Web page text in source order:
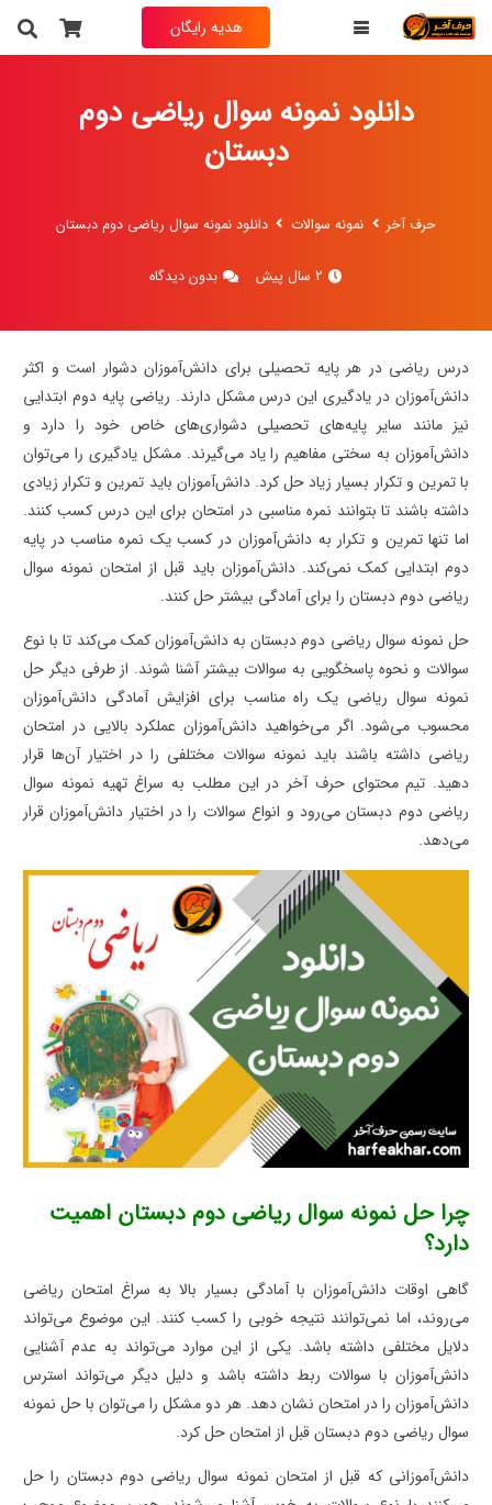
هدیه رایگان
دانلود نمونه سوال ریاضی دوم
دبستان
حرف آخر نمونه سوالات دانلود نمونه سوال ریاضی دوم دبستان
2 سال پیش بدون دیدگاه
درس ریاضی در هر پایه تحصیلی برای دانش‌آموزان دشوار است و اکثر
دانش‌آموزان در یادگیری این درس مشکل دارند. ریاضی پایه دوم ابتدایی
نیز مانند سایر پایه‌های تحصیلی دشواری‌های خاص خود را دارد و
دانش‌آموزان به سختی مفاهیم را یاد می‌گیرند. مشکل یادگیری را می‌توان
با تمرین و تکرار بسیار زیاد حل کرد. دانش‌آموزان باید تمرین و تکرار زیادی
داشته باشند تا بتوانند نمره مناسبی در امتحان برای این درس کسب کنند.
اما تنها تمرین و تکرار به دانش‌آموزان در کسب یک نمره مناسب در پایه
دوم ابتدایی کمک نمی‌کند. دانش‌آموزان باید قبل از امتحان نمونه سوال
ریاضی دوم دبستان را برای آمادگی بیشتر حل کنند.
حل نمونه سوال ریاضی دوم دبستان به دانش‌آموزان کمک می‌کند تا با نوع
سوالات و نحوه پاسخگویی به سوالات بیشتر آشنا شوند. از طرفی دیگر حل
نمونه سوال ریاضی یک راه مناسب برای افزایش آمادگی دانش‌آموزان
محسوب می‌شود. اگر می‌خواهید دانش‌آموزان عملکرد بالایی در امتحان
ریاضی داشته باشند باید نمونه سوالات مختلفی را در اختیار آن‌ها قرار
دهید. تیم محتوای حرف آخر در این مطلب به سراغ تهیه نمونه سوال
ریاضی دوم دبستان می‌رود و انواع سوالات را در اختیار دانش‌آموزان قرار
می‌دهد.
چرا حل نمونه سوال ریاضی دوم دبستان اهمیت
دارد؟
گاهی اوقات دانش‌آموزان با آمادگی بسیار بالا به سراغ امتحان ریاضی
می‌روند، اما نمی‌توانند نتیجه خوبی را کسب کنند. این موضوع می‌تواند
دلایل مختلفی داشته باشد. یکی از این موارد می‌تواند به عدم آشنایی
دانش‌آموزان با سوالات ربط داشته باشد و دلیل دیگر می‌تواند استرس
دانش‌آموزان را در امتحان نشان دهد. هر دو مشکل را می‌توان با حل نمونه
سوال ریاضی دوم دبستان قبل از امتحان حل کرد.
دانش‌آموزانی که قبل از امتحان نمونه سوال ریاضی دوم دبستان را حل